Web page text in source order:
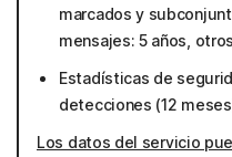
marcados y
mensajes: 5 años,
Estadísticas de
detecciones (12
Los datos del servicio